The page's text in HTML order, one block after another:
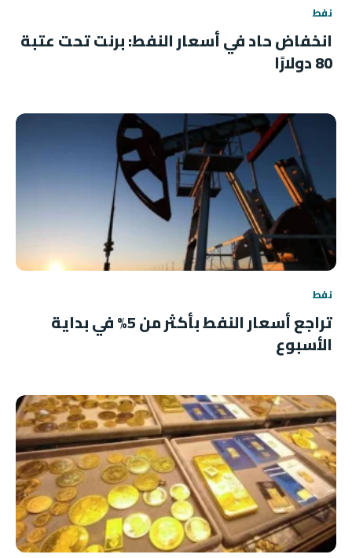
نفط
انخفاض حاد في أسعار النفط: برنت تحت عتبة
80 دولارًا
نفط
تراجع أسعار النفط بأكثر من 5% في بداية
الأسبوع